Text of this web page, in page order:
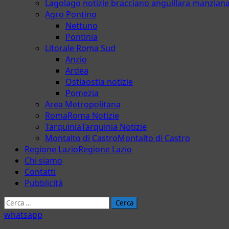
Lago lago notizie bracciano anguillara
Agro Pontino
Nettuno
Pontinia
Litorale Roma Sud
Anzio
Ardea
Ostiaostia notizie
Pomezia
Area Metropolitana
RomaRoma Notizie
TarquiniaTarquinia Notizie
Montalto di CastroMontalto di Castro
Regione LazioRegione Lazio
Chi siamo
Contatti
Pubblicità
Ricerca
per:
whatsapp